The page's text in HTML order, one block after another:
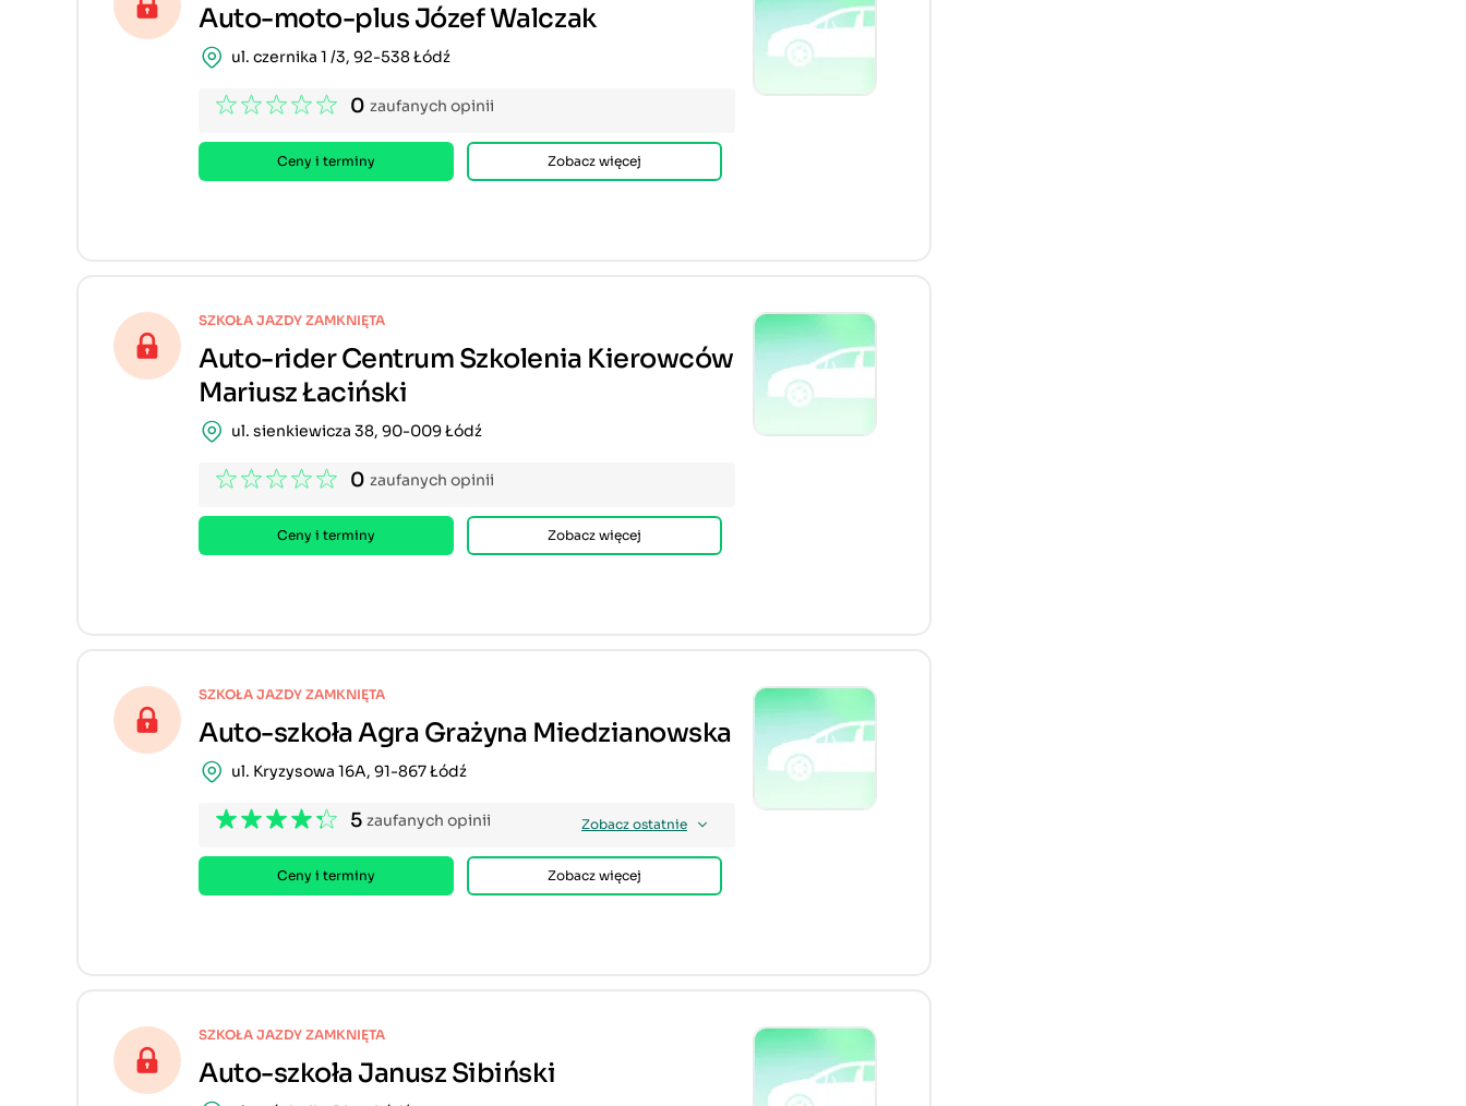
Auto-moto-plus Józef Walczak
0 zaufanych opinii
ul. czernika 1 /3, 92-538 Łódź
Ceny i terminy Zobacz więcej
Auto-rider Centrum Szkolenia Kierowców
Mariusz Łaciński
SZKOŁA JAZDY ZAMKNIĘTA
0 zaufanych opinii
ul. sienkiewicza 38, 90-009 Łódź
Ceny i terminy Zobacz więcej
Auto-szkoła Agra Grażyna Miedzianowska
SZKOŁA JAZDY ZAMKNIĘTA
5 zaufanych opinii Zobacz ostatnie
ul. Kryzysowa 16A, 91-867 Łódź
Ceny i terminy Zobacz więcej
Auto-szkoła Janusz Sibiński
SZKOŁA JAZDY ZAMKNIĘTA